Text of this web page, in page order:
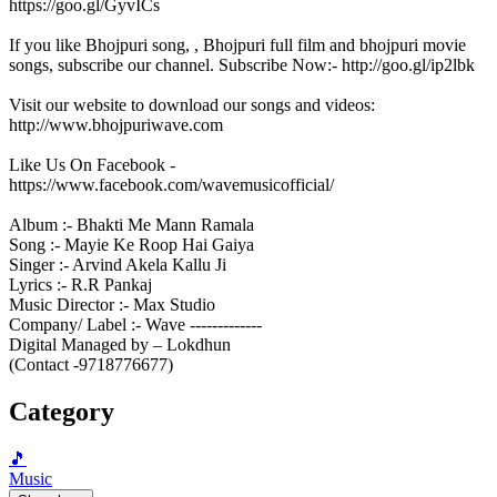
https://goo.gl/GyvICs
If you like Bhojpuri song, , Bhojpuri full film and bhojpuri movie
songs, subscribe our channel. Subscribe Now:- http://goo.gl/ip2lbk
Visit our website to download our songs and videos:
http://www.bhojpuriwave.com
Like Us On Facebook -
https://www.facebook.com/wavemusicofficial/
Album :- Bhakti Me Mann Ramala
Song :- Mayie Ke Roop Hai Gaiya
Singer :- Arvind Akela Kallu Ji
Lyrics :- R.R Pankaj
Music Director :- Max Studio
Company/ Label :- Wave -------------
Digital Managed by – Lokdhun
(Contact -9718776677)
Category
🎵
Music